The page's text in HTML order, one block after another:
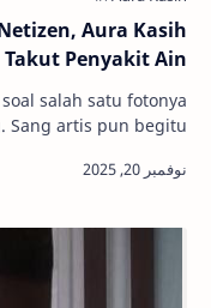
Aura Kasih
Takut Penyakit Ain
salah satu fotonya
Sang artis pun begitu